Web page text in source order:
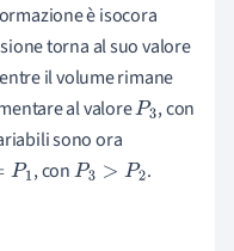
è isocora
torna al suo valore
il volume rimane
al valoreP3, con
sono ora
1 , conP3> P2 .